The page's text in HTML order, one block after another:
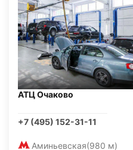
АТЦ Очаково
+7 (495) 152-31-11
Аминьевская(980 м)